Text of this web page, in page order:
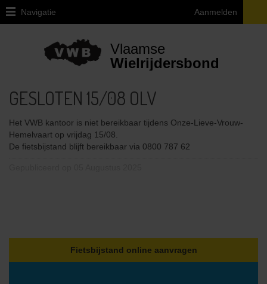
Navigatie Aanmelden
Over
Juridische
vragen
ivm
de
fiets
/
Integriteit
/
Vlaamse
Wielrijdersbond
GESLOTEN 15/08 OLV
Het VWB kantoor is niet bereikbaar tijdens Onze-Lieve-Vrouw-
Hemelvaart op vrijdag 15/08.
De fietsbijstand blijft bereikbaar via 0800 787 62
Fietsbijstand online aanvragen